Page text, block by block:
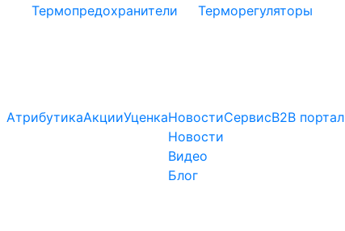
Термопредохранители Терморегуляторы
АтрибутикаАкцииУценкаНовости
Новости
Видео
Блог
СервисB2B портал